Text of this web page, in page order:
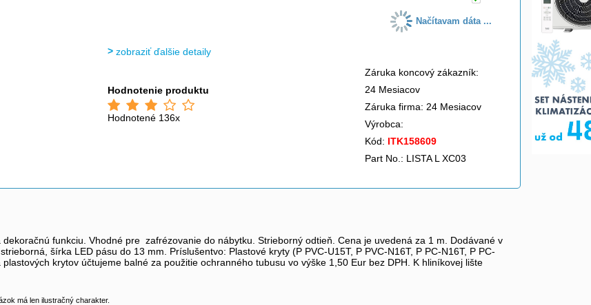
Načítavam dáta ...
zobraziť ďalšie detaily
Hodnotenie produktu
Hodnotené 136x
Záruka koncový zákazník:
24 Mesiacov
Záruka firma: 24 Mesiacov
Výrobca:
Kód: ITK158609
Part No.: LISTA L XC03
funkciu. Vhodné pre zafrézovanie do nábytku. Strieborný odtieň. Cena je uvedená za 1 m. Dodávané v
šírka LED pásu do 13 mm. Príslušentvo: Plastové kryty (P PVC-U15T, P PVC-N16T, P PC-N16T, P PC-
krytov účtujeme balné za použitie ochranného tubusu vo výške 1,50 Eur bez DPH. K hliníkovej lište
má len ilustračný charakter.